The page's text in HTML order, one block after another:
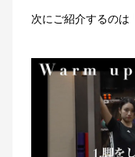
次にご紹介するのは